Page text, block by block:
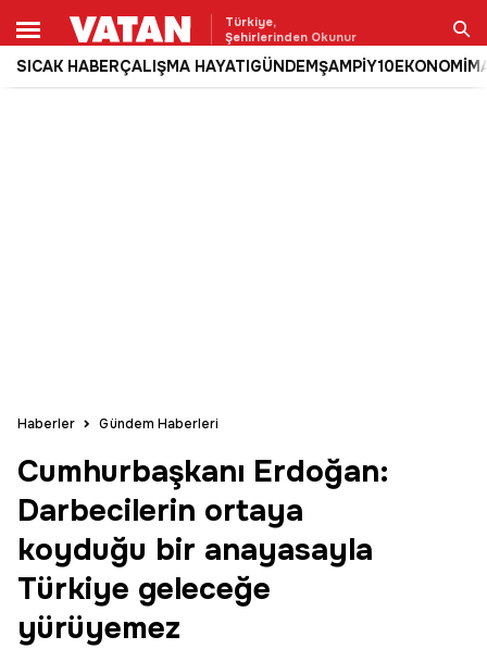
Türkiye,
Şehirlerinden Okunur
SICAK HABERÇALIŞMA HAYATIGÜNDEMŞAMPİY10EKONOMİ
Ara
Haberler Gündem Haberleri
Cumhurbaşkanı Erdoğan:
Darbecilerin ortaya
koyduğu bir anayasayla
Türkiye geleceğe
yürüyemez